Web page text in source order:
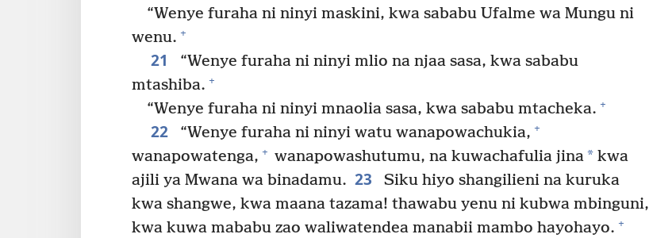
“Wenye furaha ni ninyi maskini, kwa sababu Ufalme wa Mungu ni
wenu. +
21
“Wenye furaha ni ninyi mlio na njaa sasa, kwa sababu
mtashiba. +
“Wenye furaha ni ninyi mnaolia sasa, kwa sababu mtacheka. +
22 “Wenye furaha ni ninyi watu wanapowachukia, +
wanapowatenga, + wanapowashutumu, na kuwachafulia jina* kwa
ajili ya Mwana wa binadamu. 23
Siku hiyo shangilieni na kuruka
kwa shangwe, kwa maana tazama! thawabu yenu ni kubwa mbinguni,
kwa kuwa mababu zao waliwatendea manabii mambo hayohayo. +